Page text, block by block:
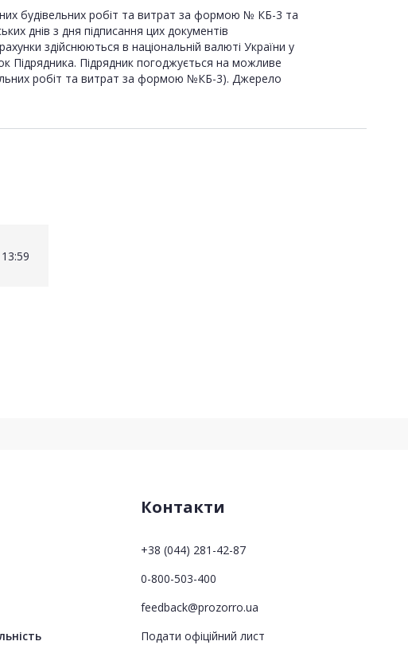
будівельних робіт та витрат за формою № КБ-3 та
днів з дня підписання цих документів
здійснюються в національній валюті України у
Підрядника. Підрядник погоджується на можливе
робіт та витрат за формою №КБ-3). Джерело
13:59
Контакти
+38 (044) 281-42-87
0-800-503-400
feedback@prozorro.ua
Подати офіційний лист